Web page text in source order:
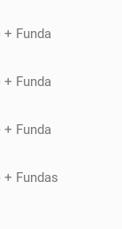
+ Funda
+ Funda
+ Funda
Fundas